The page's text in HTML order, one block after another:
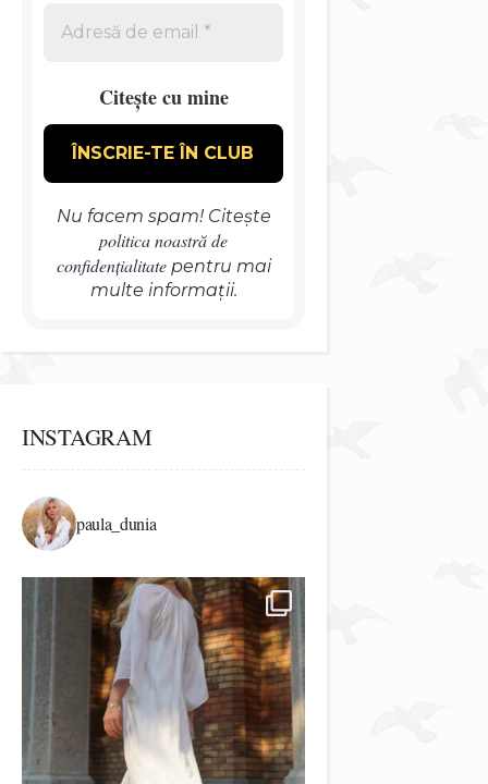
Citește cu mine
Nu facem spam! Citește
politica noastră de
confidențialitatepentru mai
multe informații.
INSTAGRAM
paula_dunia